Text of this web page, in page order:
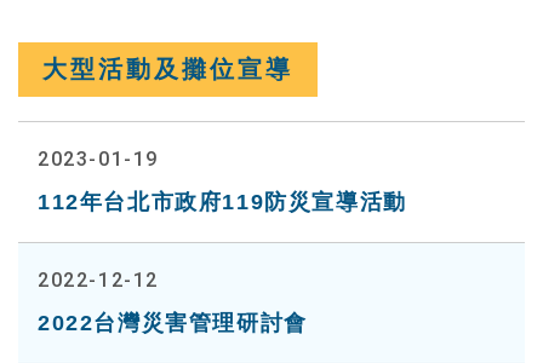
大型活動及攤位宣導
2023-01-19
112年台北市政府119防災宣導活動
2022-12-12
2022台灣災害管理研討會